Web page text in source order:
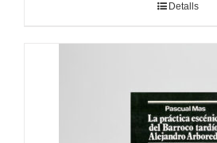
Detalls